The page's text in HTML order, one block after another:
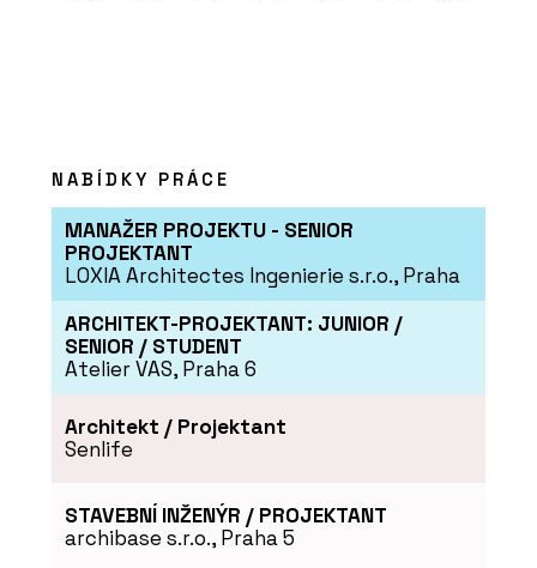
NABÍDKY PRÁCE
MANAŽER PROJEKTU - SENIOR
PROJEKTANT
LOXIA Architectes Ingenierie s.r.o., Praha
ARCHITEKT-PROJEKTANT: JUNIOR /
SENIOR / STUDENT
Atelier VAS, Praha 6
Architekt / Projektant
Senlife
STAVEBNÍ INŽENÝR / PROJEKTANT
archibase s.r.o., Praha 5